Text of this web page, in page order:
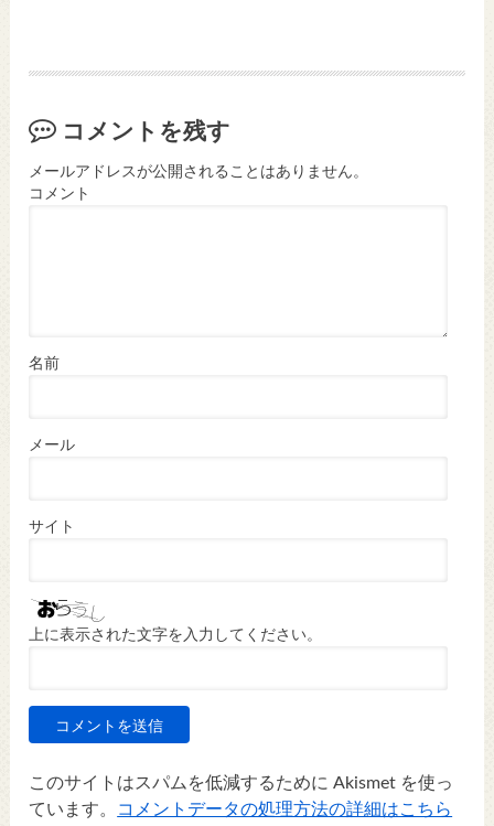
コメントを残す
メールアドレスが公開されることはありません。
コメント
名前
メール
サイト
上に表示された文字を入力してください。
このサイトはスパムを低減するために Akismet を使っ
ています。
コメントデータの処理方法の詳細はこちら